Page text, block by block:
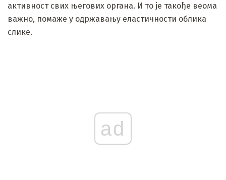
активност свих његових органа. И то је такође веома
важно, помаже у одржавању еластичности облика
слике.
ad